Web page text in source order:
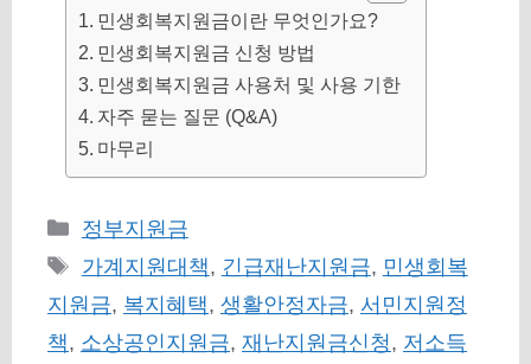
민생회복지원금이란 무엇인가요?
민생회복지원금 신청 방법
민생회복지원금 사용처 및 사용 기한
자주 묻는 질문 (Q&A)
마무리
카
테
리
정부지원금
태
그
가계지원대책, 긴급재난지원금, 민생회복
지원금, 복지혜택, 생활안정자금, 서민지원정
책, 소상공인지원금, 재난지원금신청, 저소득